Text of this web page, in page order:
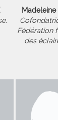
Madeleine
Fédération
des